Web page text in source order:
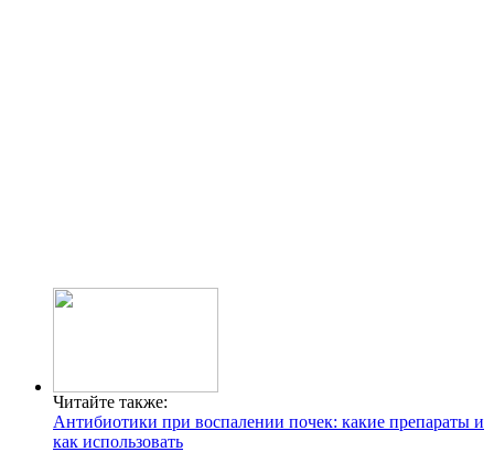
Читайте также:
Антибиотики при воспалении почек: какие препараты и
как использовать